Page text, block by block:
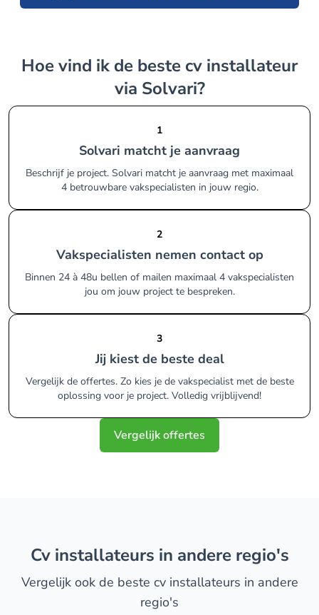
Hoe vind ik de beste cv installateur
via Solvari?
1
Solvari matcht je aanvraag
Beschrijf je project. Solvari matcht je aanvraag met maximaal
4 betrouwbare vakspecialisten in jouw regio.
2
Vakspecialisten nemen contact op
Binnen 24 à 48u bellen of mailen maximaal 4 vakspecialisten
jou om jouw project te bespreken.
3
Jij kiest de beste deal
Vergelijk de offertes. Zo kies je de vakspecialist met de beste
oplossing voor je project. Volledig vrijblijvend!
Vergelijk offertes
cv installateurs in andere regio's
Vergelijk ook de beste cv installateurs in andere
regio's